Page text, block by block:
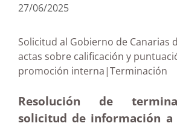
27/06/2025
Solicitud al Gobierno de Canarias
actas sobre calificación y
promoción
Resolución de
solicitud de información a